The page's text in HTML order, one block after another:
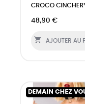
CROCO
48,90 €
 AJOUTER AU
DEMAIN CHEZ